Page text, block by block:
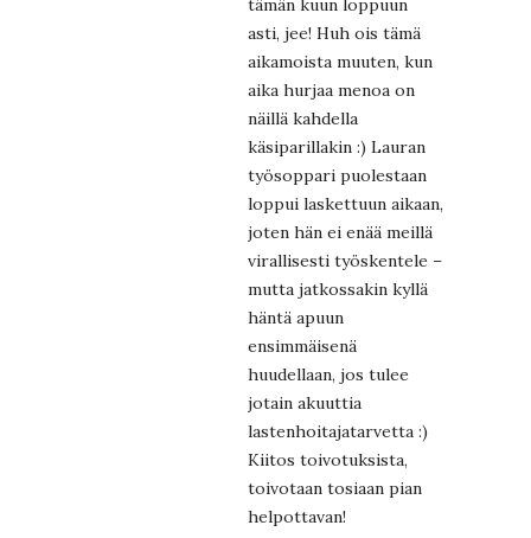
asti, jee! Huh ois tämä
aikamoista muuten, kun
aika hurjaa menoa on
näillä kahdella
käsiparillakin :) Lauran
työsoppari puolestaan
loppui laskettuun aikaan,
joten hän ei enää meillä
virallisesti työskentele –
mutta jatkossakin kyllä
häntä apuun
ensimmäisenä
huudellaan, jos tulee
jotain akuuttia
lastenhoitajatarvetta :)
Kiitos toivotuksista,
toivotaan tosiaan pian
helpottavan!